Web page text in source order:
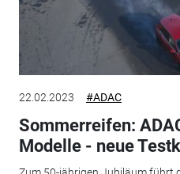
22.02.2023 #ADAC
Sommerreifen:
Modelle - neue